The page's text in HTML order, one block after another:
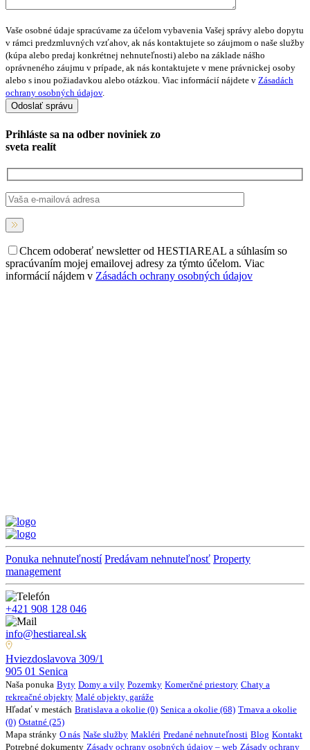
Vaše osobné údaje spracúvame za účelom vybavenia Vašej správy alebo dopytu
v rámci predzmluvných vzťahov, ak nás kontaktujete so záujmom o naše služby
(kúpa alebo predaj konkrétnej nehnuteľnosti) alebo na základe nášho
oprávneného záujmu v prípade, ak nás kontaktujete v mene právnickej osoby
alebo s inou požiadavkou alebo otázkou. Viac informácií nájdete v Zásadách
ochrany osobných údajov.
Prihláste sa na odber noviniek zo
sveta realít
Chcem odoberať newsletter od HESTIAREAL a súhlasím so
spracúvaním mojej emailovej adresy za týmto účelom. Viac
informácií nájdem v Zásadách ochrany osobných údajov
Ponuka nehnuteľností Predávam nehnuteľnosť Property
management
+421 908 128 046
info@hestiareal.sk
Hviezdoslavova 309/1
905 01 Senica
Naša ponuka Byty Domy a vily Pozemky Komerčné priestory Chaty a
rekreačné objekty Malé objekty, garáže
Hľadať v mestách Bratislava a okolie (0) Senica a okolie (68) Trnava a okolie
(0) Ostatné (25)
Mapa stránky O nás Naše služby Makléri Predané nehnuteľnosti Blog Kontakt
Potrebné dokumenty Zásady ochrany osobných údajov – web Zásady ochrany